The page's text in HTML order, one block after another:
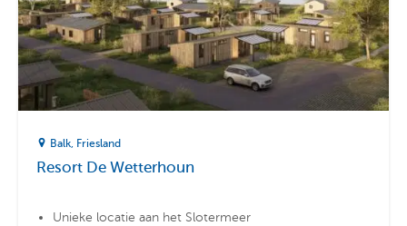
Balk Friesland
Resort De Wetterhoun
Unieke locatie aan het Slotermeer